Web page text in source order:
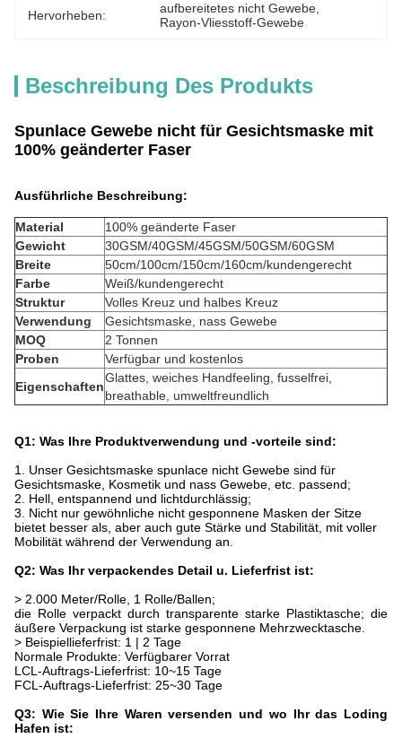
Hervorheben: aufbereitetes nicht Gewebe
Rayon-Vliesstoff-Gewebe
Beschreibung Des Produkts
Spunlace Gewebe nicht für Gesichtsmaske mit
100% geänderter Faser
Ausführliche Beschreibung:
Material
100% geänderte Faser
Gewicht
30GSM/40GSM/45GSM/50GSM/60GSM
Breite
50cm/100cm/150cm/160cm/kundengerecht
Farbe
Weiß/kundengerecht
Struktur
Volles Kreuz und halbes Kreuz
Verwendung
Gesichtsmaske, nass Gewebe
MOQ
2 Tonnen
Proben
Verfügbar und kostenlos
Eigenschaften
Glattes, weiches Handfeeling, fusselfrei,
breathable, umweltfreundlich
Q1: Was Ihre Produktverwendung und -vorteile sind:
1. Unser Gesichtsmaske spunlace nicht Gewebe sind für
Gesichtsmaske, Kosmetik und nass Gewebe, etc. passend;
2. Hell, entspannend und lichtdurchlässig;
3. Nicht nur gewöhnliche nicht gesponnene Masken der Sitze
bietet besser als, aber auch gute Stärke und Stabilität, mit voller
Mobilität während der Verwendung an.
Q2: Was Ihr verpackendes Detail u. Lieferfrist ist:
> 2.000 Meter/Rolle, 1 Rolle/Ballen;
die Rolle verpackt durch transparente starke Plastiktasche; die
äußere Verpackung ist starke gesponnene Mehrzwecktasche.
> Beispiellieferfrist: 1 | 2 Tage
Normale Produkte: Verfügbarer Vorrat
LCL-Auftrags-Lieferfrist: 10~15 Tage
FCL-Auftrags-Lieferfrist: 25~30 Tage
Q3: Wie Sie Ihre Waren versenden und wo Ihr das Loding
Hafen ist: